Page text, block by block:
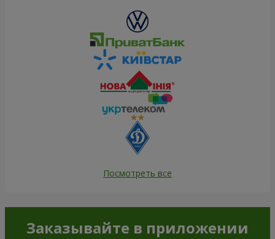
Посмотреть все
Заказывайте в приложении